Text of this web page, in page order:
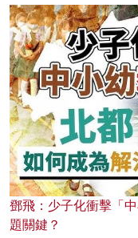
鄧飛：少子化衝擊「
題關鍵？